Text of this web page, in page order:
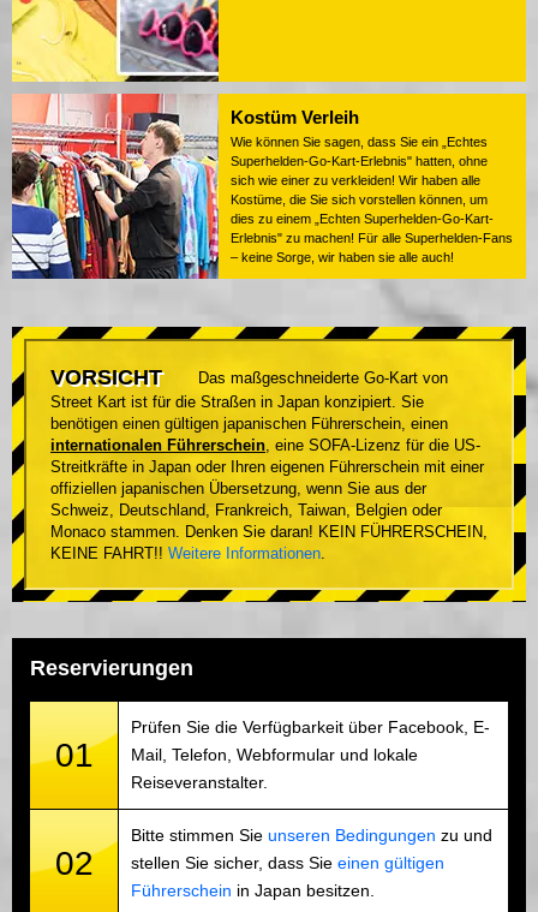
Kostüm Verleih
Wie können Sie sagen, dass Sie ein „Echtes
Superhelden-Go-Kart-Erlebnis" hatten, ohne
sich wie einer zu verkleiden! Wir haben alle
Kostüme, die Sie sich vorstellen können, um
dies zu einem „Echten Superhelden-Go-Kart-
Erlebnis" zu machen! Für alle Superhelden-Fans
– keine Sorge, wir haben sie alle auch!
VORSICHT
Das maßgeschneiderte Go-Kart von
Street Kart ist für die Straßen in Japan konzipiert. Sie
benötigen einen gültigen japanischen Führerschein, einen
internationalen Führerschein, eine SOFA-Lizenz für die US-
Streitkräfte in Japan oder Ihren eigenen Führerschein mit einer
offiziellen japanischen Übersetzung, wenn Sie aus der
Schweiz, Deutschland, Frankreich, Taiwan, Belgien oder
Monaco stammen. Denken Sie daran! KEIN FÜHRERSCHEIN,
KEINE FAHRT!! Weitere Informationen.
Reservierungen
01
Prüfen Sie die Verfügbarkeit über Facebook, E-
Mail, Telefon, Webformular und lokale
Reiseveranstalter.
02
Bitte stimmen Sie unseren Bedingungen zu und
stellen Sie sicher, dass Sie einen gültigen
Führerschein in Japan besitzen.